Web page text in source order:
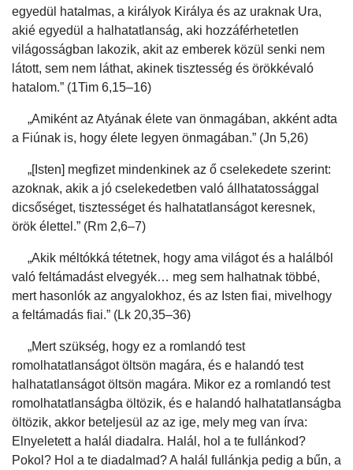
egyedül hatalmas, a királyok Királya és az uraknak Ura,
akié egyedül a halhatatlanság, aki hozzáférhetetlen
világosságban lakozik, akit az emberek közül senki nem
látott, sem nem láthat, akinek tisztesség és örökkévaló
hatalom.” (1Tim 6,15–16)
„Amiként az Atyának élete van önmagában, akként adta
a Fiúnak is, hogy élete legyen önmagában.” (Jn 5,26)
„[Isten] megfizet mindenkinek az ő cselekedete szerint:
azoknak, akik a jó cselekedetben való állhatatossággal
dicsőséget, tisztességet és halhatatlanságot keresnek,
örök élettel.” (Rm 2,6–7)
„Akik méltókká tétetnek, hogy ama világot és a halálból
való feltámadást elvegyék… meg sem halhatnak többé,
mert hasonlók az angyalokhoz, és az Isten fiai, mivelhogy
a feltámadás fiai.” (Lk 20,35–36)
„Mert szükség, hogy ez a romlandó test
romolhatatlanságot öltsön magára, és e halandó test
halhatatlanságot öltsön magára. Mikor ez a romlandó test
romolhatatlanságba öltözik, és e halandó halhatatlanságba
öltözik, akkor beteljesül az az ige, mely meg van írva:
Elnyeletett a halál diadalra. Halál, hol a te fullánkod?
Pokol? Hol a te diadalmad? A halál fullánkja pedig a bűn, a